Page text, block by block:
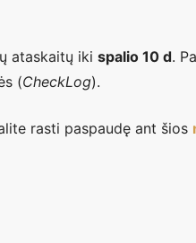
ataskaitų iki spalio 10 d.
(CheckLog).
rasti paspaudę ant šios